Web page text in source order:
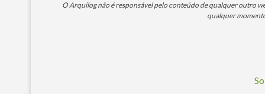
O Arquilog não é responsável pelo conteúdo de qualquer outro
qualquer